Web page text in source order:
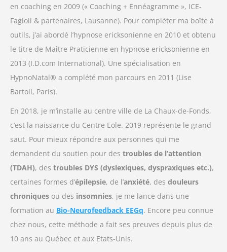
en coaching en 2009 (« Coaching + Ennéagramme », ICE-
Fagioli & partenaires, Lausanne). Pour compléter ma boîte à
outils, j’ai abordé l’hypnose ericksonienne en 2010 et obtenu
le titre de Maître Praticienne en hypnose ericksonienne en
2013 (I.D.com International). Une spécialisation en
HypnoNatal® a complété mon parcours en 2011 (Lise
Bartoli, Paris).
En 2018, je m’installe au centre ville de La Chaux-de-Fonds,
c’est la naissance du Centre Eole. 2019 représente le grand
saut. Pour mieux répondre aux personnes qui me
demandent du soutien pour des troubles de l’attention
(TDAH), des troubles DYS (dyslexiques, dyspraxiques etc.),
certaines formes d’épilepsie, de l’anxiété, des douleurs
chroniques ou des insomnies, je me lance dans une
formation au Bio-Neurofeedback EEGq. Encore peu connue
chez nous, cette méthode a fait ses preuves depuis plus de
10 ans au Québec et aux Etats-Unis.